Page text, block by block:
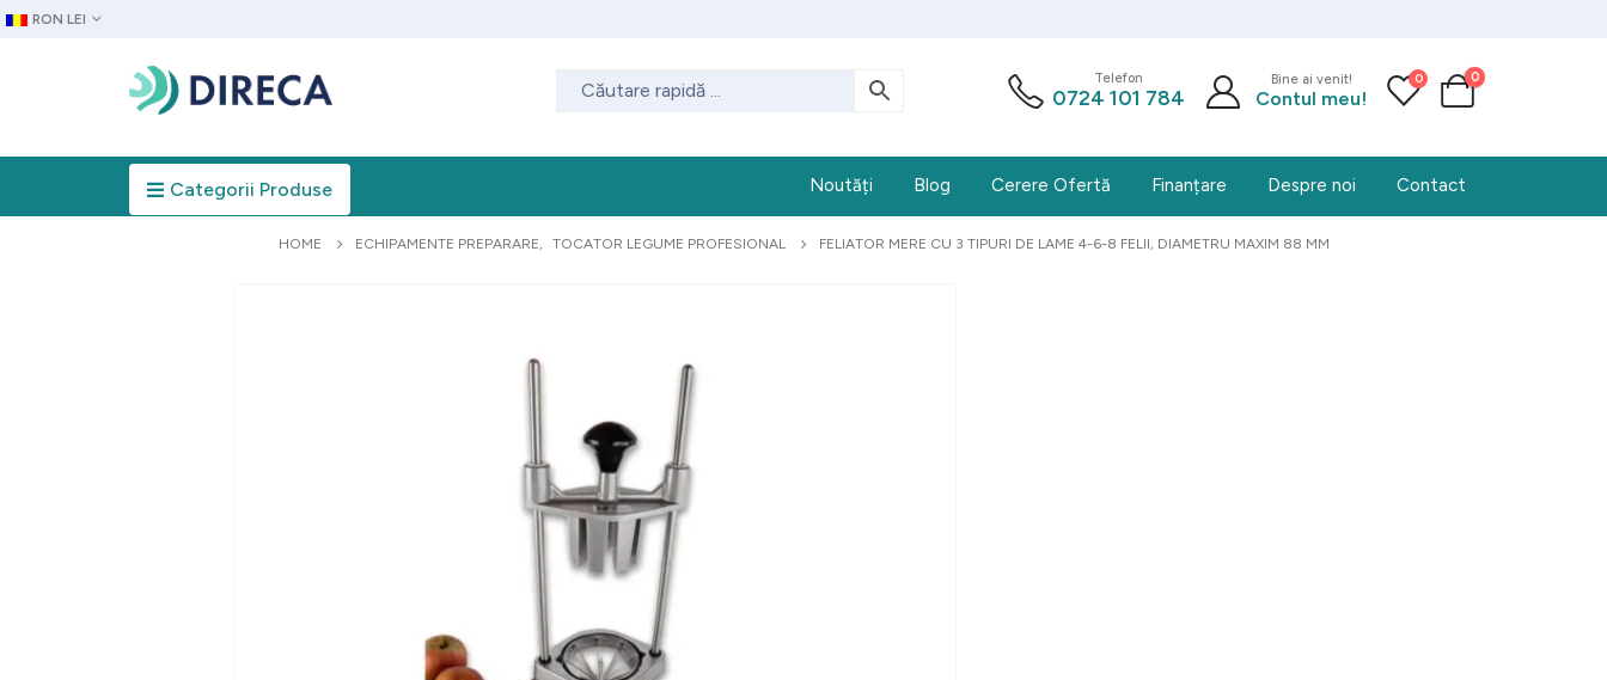
RON LEI
Telefon
0724 101 784
Bine ai venit!
Contul meu!
0 0
Categorii Produse Noutăți Blog Cerere Ofertă Finanțare Despre noi Contact
HOME ECHIPAMENTE PREPARARE, TOCATOR LEGUME PROFESIONAL FELIATOR MERE CU 3 TIPURI DE LAME 4-6-8 FELII, DIAMETRU MAXIM 88 MM